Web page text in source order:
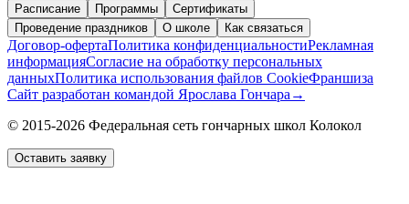
Расписание Программы
Сертификаты
Проведение праздников
О школе Как связаться
Договор-офертаПолитика конфиденциальностиРекламная
информацияСогласие на обработку персональных
данныхПолитика использования файлов CookieФраншиза
Сайт разработан командой Ярослава Гончара →
© 2015-2026 Федеральная сеть гончарных школ Колокол
Оставить заявку